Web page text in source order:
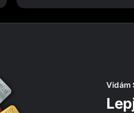
Vidám